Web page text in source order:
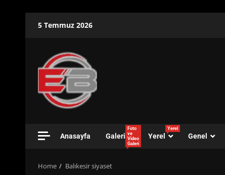
5 Temmuz 2026
Anasayfa Galeri
Foto
ve
Video
Galeri
Yerel
Yerel
Genel
Home Balıkesir siyaset